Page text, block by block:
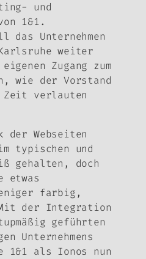
und
1&1.
das Unternehmen
weiter
Zugang zum
wie der Vorstand
verlauten
Webseiten
typischen und
gehalten, doch
etwas
farbig,
der Integration
geführten
Unternehmens
1&1 als Ionos nun